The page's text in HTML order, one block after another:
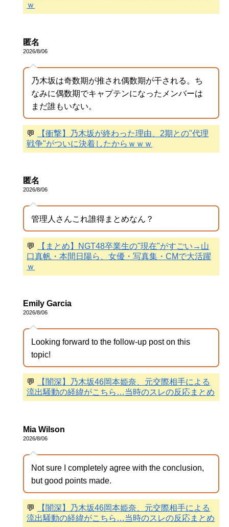
ｗ
匿名
2026/8/06
乃木坂は奇数期が推され偶数期が干される。ち
なみに偶数期でキャプテンになったメンバーは
まだ誰もいない。
💬
【衝撃】乃木坂が終わった理由、2期との"代理
戦争"がついに決着したからｗｗｗ
匿名
2026/8/06
管理人さんこれ誰得まとめなん？
💬
【まとめ】NGT48卒業生の"現在"がすごい→山
口真帆・本間日陽ら、女優・写真集・CMで大活躍
ｗ
Emily Garcia
2026/8/06
Looking forward to the follow-up post on this
topic!
💬
【闇深】乃木坂46岡本姫奈、元交際相手による
流出騒動の経緯がこちら…当時のスレの反応まとめ
Mia Wilson
2026/8/06
Not sure I completely agree with the conclusion,
but good points made.
💬
【闇深】乃木坂46岡本姫奈、元交際相手による
流出騒動の経緯がこちら…当時のスレの反応まとめ